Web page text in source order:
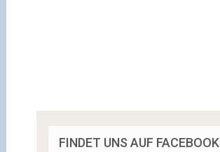
FINDET UNS AUF FACEBOOK